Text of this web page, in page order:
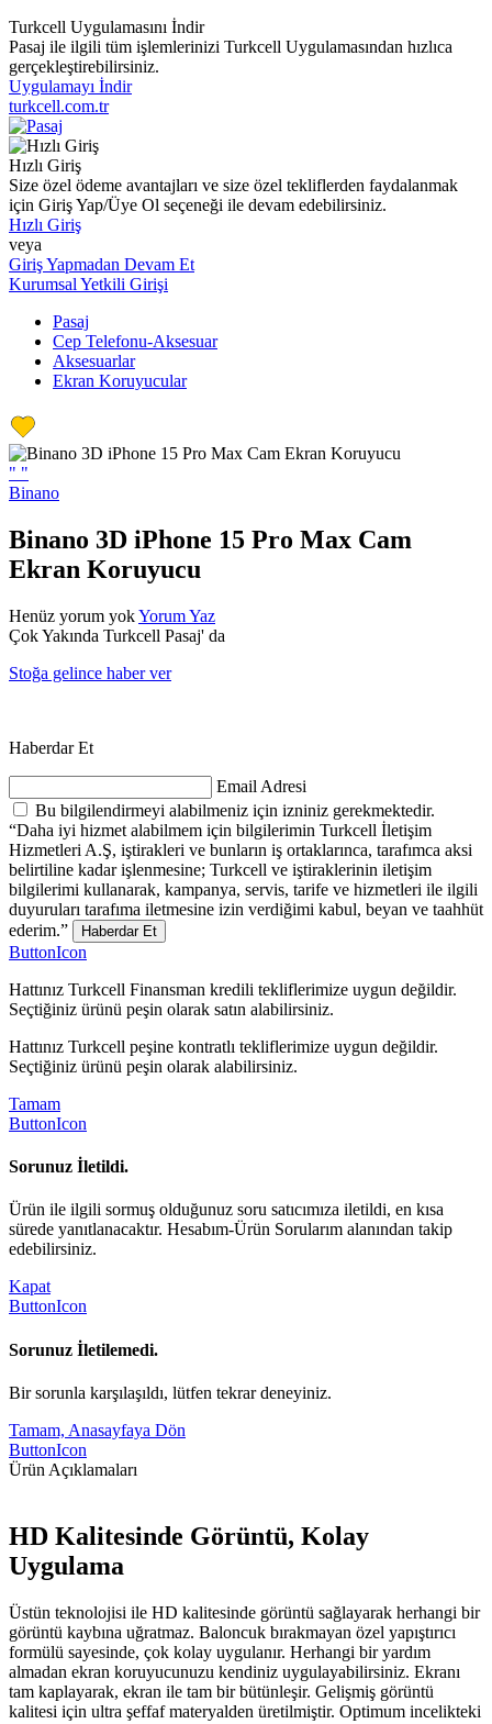
Turkcell Uygulamasını İndir
Pasaj ile ilgili tüm işlemlerinizi Turkcell Uygulamasından hızlıca
gerçekleştirebilirsiniz.
Uygulamayı İndir
turkcell.com.tr
Hızlı Giriş
Size özel ödeme avantajları ve size özel tekliflerden faydalanmak
için Giriş Yap/Üye Ol seçeneği ile devam edebilirsiniz.
Hızlı Giriş
veya
Giriş Yapmadan Devam Et
Kurumsal Yetkili Girişi
Pasaj
Cep Telefonu-Aksesuar
Aksesuarlar
Ekran Koruyucular
" "
Binano
Binano 3D iPhone 15 Pro Max Cam
Ekran Koruyucu
Henüz yorum yokYorum Yaz
Çok Yakında Turkcell Pasaj' da
Stoğa gelince haber ver
Haberdar Et
Email Adresi
Bu bilgilendirmeyi alabilmeniz için izniniz gerekmektedir.
“Daha iyi hizmet alabilmem için bilgilerimin Turkcell İletişim
Hizmetleri A.Ş, iştirakleri ve bunların iş ortaklarınca, tarafımca aksi
belirtiline kadar işlenmesine; Turkcell ve iştiraklerinin iletişim
bilgilerimi kullanarak, kampanya, servis, tarife ve hizmetleri ile ilgili
duyuruları tarafıma iletmesine izin verdiğimi kabul, beyan ve taahhüt
ederim.”
Haberdar Et
ButtonIcon
Hattınız Turkcell Finansman kredili tekliflerimize uygun değildir.
Seçtiğiniz ürünü peşin olarak satın alabilirsiniz.
Hattınız Turkcell peşine kontratlı tekliflerimize uygun değildir.
Seçtiğiniz ürünü peşin olarak alabilirsiniz.
Tamam
ButtonIcon
Sorunuz İletildi.
Ürün ile ilgili sormuş olduğunuz soru satıcımıza iletildi, en kısa
sürede yanıtlanacaktır. Hesabım-Ürün Sorularım alanından takip
edebilirsiniz.
Kapat
ButtonIcon
Sorunuz İletilemedi.
Bir sorunla karşılaşıldı, lütfen tekrar deneyiniz.
Tamam, Anasayfaya Dön
ButtonIcon
Ürün Açıklamaları
HD Kalitesinde Görüntü, Kolay
Uygulama
Üstün teknolojisi ile HD kalitesinde görüntü sağlayarak herhangi bir
görüntü kaybına uğratmaz. Baloncuk bırakmayan özel yapıştırıcı
formülü sayesinde, çok kolay uygulanır. Herhangi bir yardım
almadan ekran koruyucunuzu kendiniz uygulayabilirsiniz. Ekranı
tam kaplayarak, ekran ile tam bir bütünleşir. Gelişmiş görüntü
kalitesi için ultra şeffaf materyalden üretilmiştir. Optimum incelikteki